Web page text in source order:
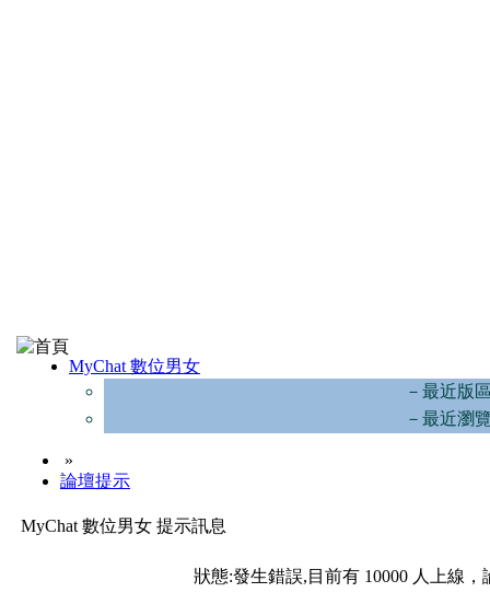
MyChat 數位男女
－最近版
－最近瀏
»
論壇提示
MyChat 數位男女 提示訊息
狀態:發生錯誤,目前有 10000 人上線